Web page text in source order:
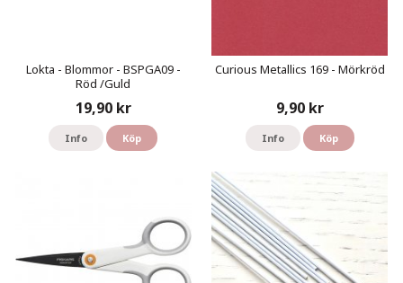
Lokta - Blommor - BSPGA09 -
Röd /Guld
19,90 kr
Info Köp
Curious Metallics 169 - Mörkröd
9,90 kr
Info Köp